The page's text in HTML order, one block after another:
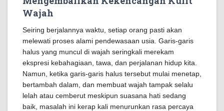
Wajah
Seiring berjalannya waktu, setiap orang pasti akan
melewati proses alami pendewasaan usia. Garis-garis
halus yang muncul di wajah seringkali merekam
ekspresi kebahagiaan, tawa, dan perjalanan hidup kita.
Namun, ketika garis-garis halus tersebut mulai menetap,
bertambah dalam, dan membuat wajah tampak selalu
lelah atau cemberut meskipun suasana hati sedang
baik, masalah ini kerap kali menurunkan rasa percaya